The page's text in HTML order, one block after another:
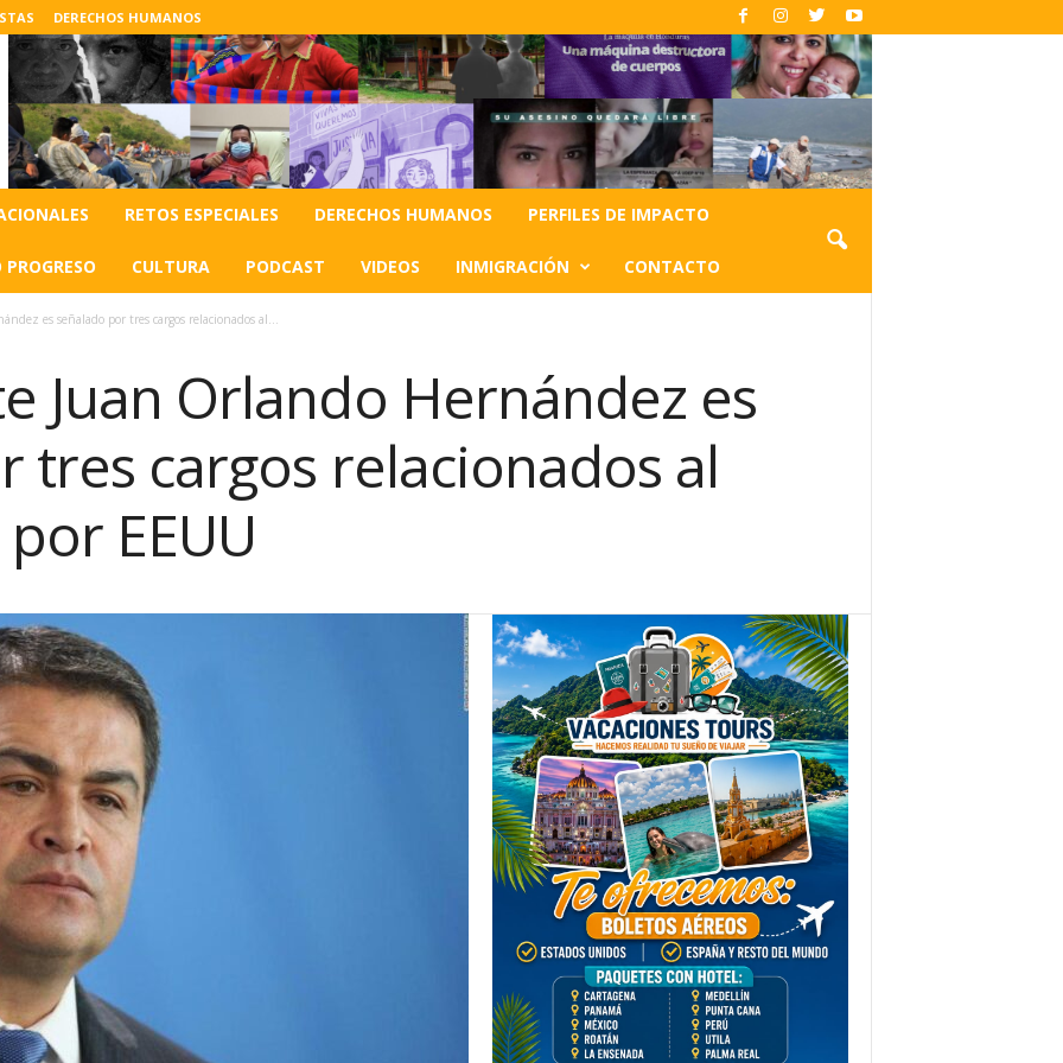
DERECHOS HUMANOS
RETOS ESPECIALES DERECHOS HUMANOS PERFILES DE IMPACTO
PROGRESO CULTURA PODCAST VIDEOS INMIGRACIÓN CONTACTO
es señalado por tres cargos relacionados al...
Juan Orlando Hernández es
tres cargos relacionados al
EEUU